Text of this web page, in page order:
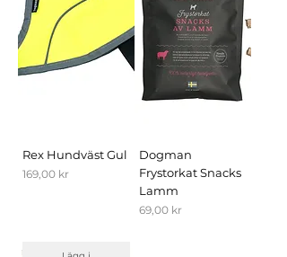
Rex Hundväst Gul
Pris
169,00 kr
Dogman
Frystorkat Snacks
Lamm
Pris
69,00 kr